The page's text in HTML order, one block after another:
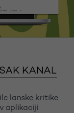
KANAL
lanske kritike
aplikaciji